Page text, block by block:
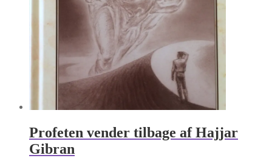
Profeten vender tilbage af Hajjar
Gibran